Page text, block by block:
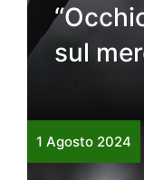
sul
1 Agosto 2024